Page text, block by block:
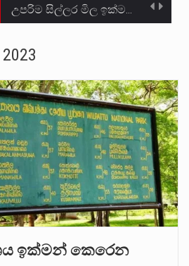
මේ, දන්නා හඳුනන ලියන්නකුගේ නන්නාඳුනන අඩවියක සැරිසරා ලද ආස්වාදනීය මොහොතක සිංහාවලෝකනයකි .කෙටි කවියක දිගු බර…
වත්මන් ආණ්ඩුවේ ප්‍රධාන පාර්ශවකරුවා වන ජනතා විමුක්ති පෙරමුණේ කාලයක පටන් තිබුණු ප්‍රධාන සටන් පාඨයක් වූවේ…
සංවිධානාත්මක අපරාධකරුවකු වන ලොකු පැටිගේ ප්‍රධාන වෙඩික්කරු බවට සැක කරන ගිං ගඟේ ගිල්වා මරා දමා…
උපරිමාධිකරණ විනිශ්චයකාරවරුන්ගේ හා ඉන් පහළ විනිශ්චයකාරවරුන්ගේ විශ්‍රාම වයස දීර්ඝ කිරීම සඳහා සකස් කර ඇති විසිදෙවන…
2023
ඉක්මන් කෙරෙන